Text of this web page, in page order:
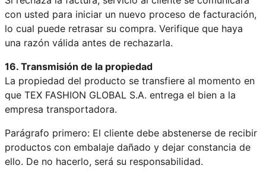
con usted para iniciar un nuevo proceso de facturación,
lo cual puede retrasar su compra. Verifique que haya
una razón válida antes de rechazarla.
16. Transmisión de la propiedad
La propiedad del producto se transfiere al momento en
que TEX FASHION GLOBAL S.A. entrega el bien a la
empresa transportadora.
Parágrafo primero: El cliente debe abstenerse de recibir
productos con embalaje dañado y dejar constancia de
ello. De no hacerlo, será su responsabilidad.